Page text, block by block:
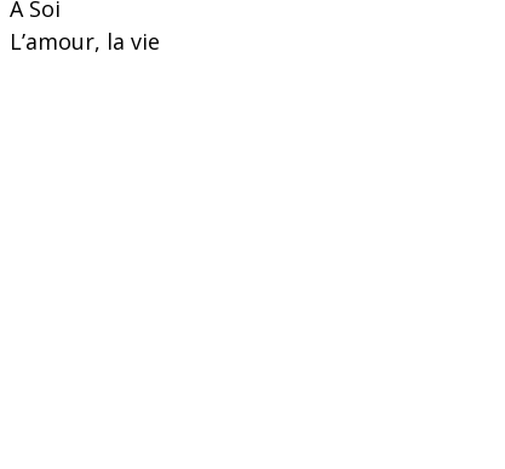
À Soi
L’amour, la vie